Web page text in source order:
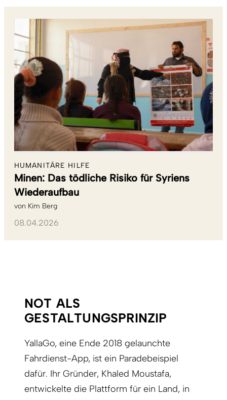
HUMANITÄRE HILFE
Minen: Das tödliche Risiko für Syriens
Wiederaufbau
von Kim Berg
08.04.2026
NOT ALS
GESTALTUNGSPRINZIP
YallaGo, eine Ende 2018 gelaunchte
Fahrdienst-App, ist ein Paradebeispiel
dafür. Ihr Gründer, Khaled Moustafa,
entwickelte die Plattform für ein Land, in